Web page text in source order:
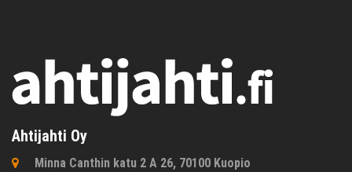
Ahtijahti Oy
Minna Canthin katu 2 A 26, 70100 Kuopio